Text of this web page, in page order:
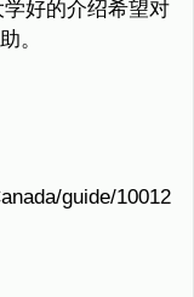
好的介绍希望对
。
guide/10012